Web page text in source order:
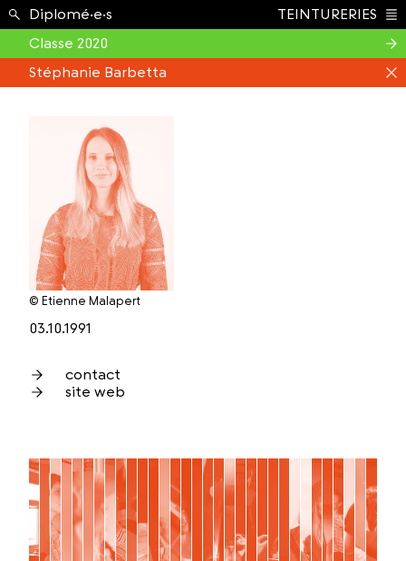
Étudiant.e.s ›
Diplomé·e·s
TEINTURERIES
Classe 2020
Stéphanie Barbetta
© Etienne Malapert
03.10.1991
contact
site web